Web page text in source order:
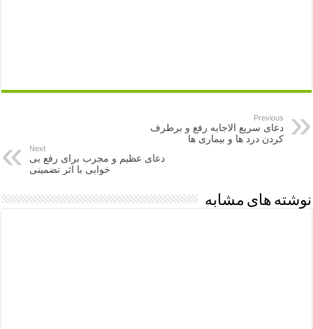
Previous
دعای سریع الاجابه رفع و برطرف
کردن درد ها و بیماری ها
Next
دعای عظیم و مجرب برای رفع بی
خوابی با اثر تضمینی
نوشته های مشابه